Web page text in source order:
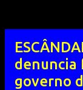
denuncia
governo